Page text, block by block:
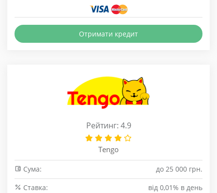
Отримати кредит
Рейтинг: 4.9
Tengo
Сума:
до 25 000 грн.
Cтавка:
від 0,01% в день